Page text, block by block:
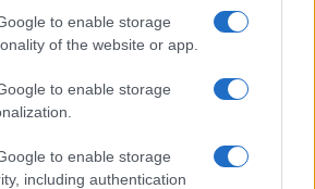
to enable storage
of the website or app.
to enable storage
to enable storage
including authentication